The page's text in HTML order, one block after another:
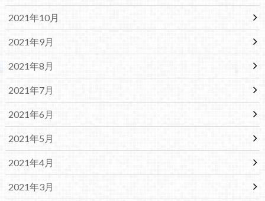
2021年10月
2021年9月
2021年8月
2021年7月
2021年6月
2021年5月
2021年4月
2021年3月